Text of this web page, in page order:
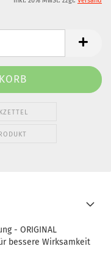
- ORIGINAL
bessere Wirksamkeit